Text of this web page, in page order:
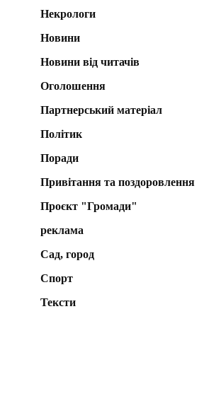
Некрологи
Новини
Новини від читачів
Оголошення
Партнерський матеріал
Політик
Поради
Привітання та поздоровлення
Проєкт "Громади"
реклама
Сад, город
Спорт
Тексти